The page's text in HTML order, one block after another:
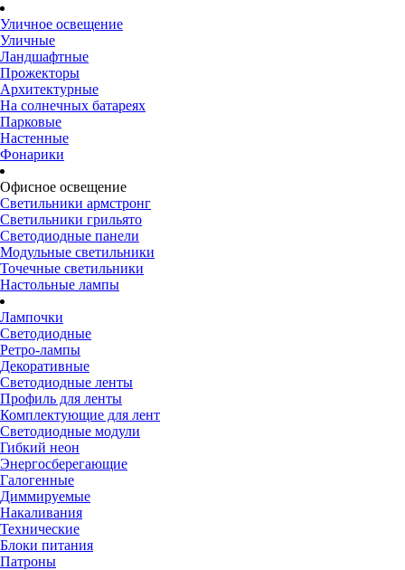
Уличное освещение
Уличные
Ландшафтные
Прожекторы
Архитектурные
На солнечных батареях
Парковые
Настенные
Фонарики
Офисное освещение
Светильники армстронг
Светильники грильято
Светодиодные панели
Модульные светильники
Точечные светильники
Настольные лампы
Лампочки
Светодиодные
Ретро-лампы
Декоративные
Светодиодные ленты
Профиль для ленты
Комплектующие для лент
Светодиодные модули
Гибкий неон
Энергосберегающие
Галогенные
Диммируемые
Накаливания
Технические
Блоки питания
Патроны